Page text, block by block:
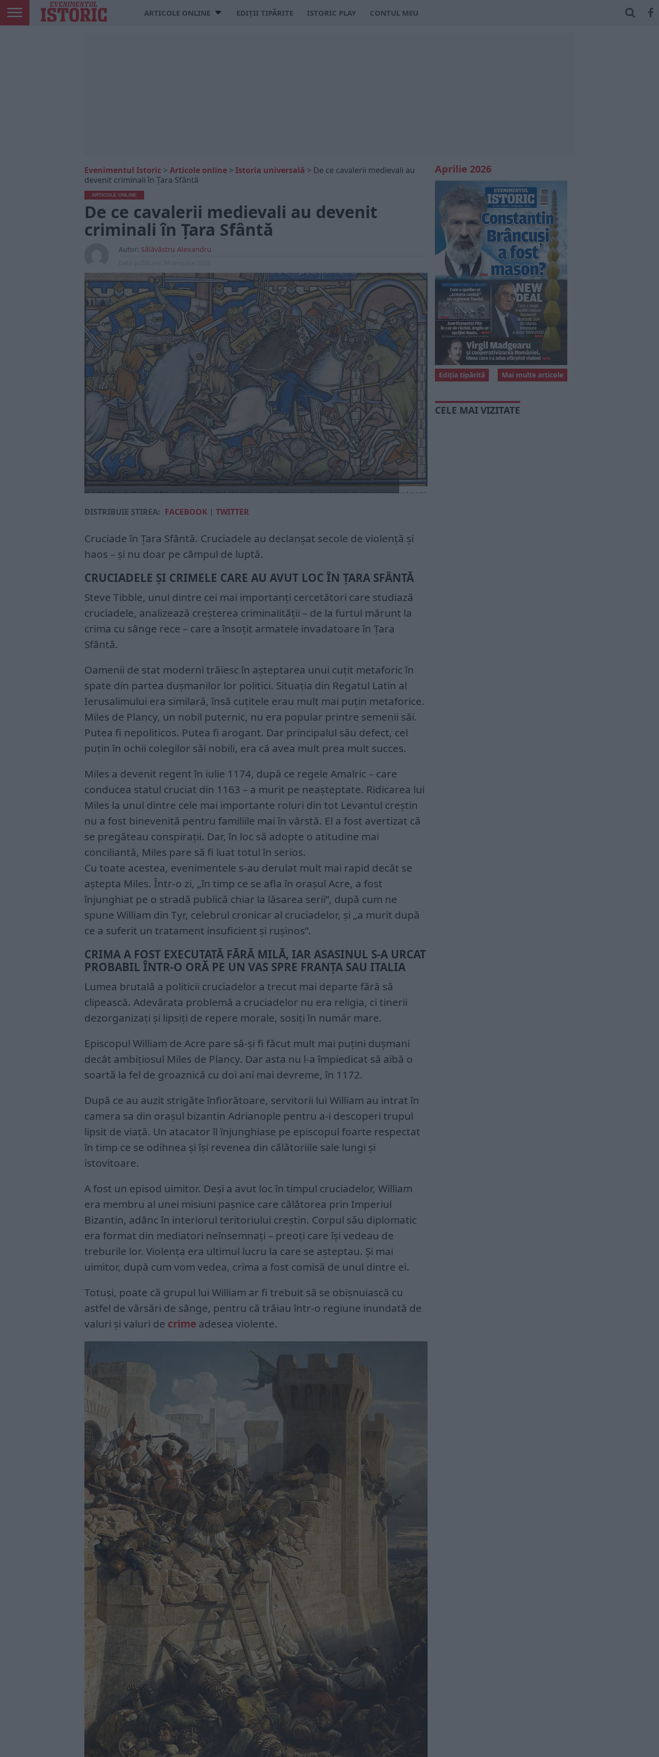
ARTICOLE ONLINE EDIȚII TIPĂRITE ISTORIC PLAY CONTUL MEU
Evenimentul Istoric > Articole online > Istoria universală > De ce cavalerii medievali au
devenit criminali în Țara Sfântă
ARTICOLE ONLINE
De ce cavalerii medievali au devenit
criminali în Țara Sfântă
Autor: Sălăvăstru Alexandru
DISTRIBUIE ȘTIREA: FACEBOOK | TWITTER
Cruciade în Țara Sfântă. Cruciadele au declanșat secole de violență și
haos – și nu doar pe câmpul de luptă.
CRUCIADELE ȘI CRIMELE CARE AU AVUT LOC ÎN ȚARA SFÂNTĂ
Steve Tibble, unul dintre cei mai importanți cercetători care studiază
cruciadele, analizează creșterea criminalității – de la furtul mărunt la
crima cu sânge rece – care a însoțit armatele invadatoare în Țara
Sfântă.
Oamenii de stat moderni trăiesc în așteptarea unui cuțit metaforic în
spate din partea dușmanilor lor politici. Situația din Regatul Latin al
Ierusalimului era similară, însă cuțitele erau mult mai puțin metaforice.
Miles de Plancy, un nobil puternic, nu era popular printre semenii săi.
Putea fi nepoliticos. Putea fi arogant. Dar principalul său defect, cel
puțin în ochii colegilor săi nobili, era că avea mult prea mult succes.
Miles a devenit regent în iulie 1174, după ce regele Amalric – care
conducea statul cruciat din 1163 – a murit pe neașteptate. Ridicarea lui
Miles la unul dintre cele mai importante roluri din tot Levantul creștin
nu a fost binevenită pentru familiile mai în vârstă. El a fost avertizat că
se pregăteau conspirații. Dar, în loc să adopte o atitudine mai
conciliantă, Miles pare să fi luat totul în serios.
Cu toate acestea, evenimentele s-au derulat mult mai rapid decât se
aștepta Miles. Într-o zi, „în timp ce se afla în orașul Acre, a fost
înjunghiat pe o stradă publică chiar la lăsarea serii”, după cum ne
spune William din Tyr, celebrul cronicar al cruciadelor, și „a murit după
ce a suferit un tratament insuficient și rușinos”.
CRIMA A FOST EXECUTATĂ FĂRĂ MILĂ, IAR ASASINUL S-A URCAT
PROBABIL ÎNTR-O ORĂ PE UN VAS SPRE FRANȚA SAU ITALIA
Lumea brutală a politicii cruciadelor a trecut mai departe fără să
clipească. Adevărata problemă a cruciadelor nu era religia, ci tinerii
dezorganizați și lipsiți de repere morale, sosiți în număr mare.
Episcopul William de Acre pare să-și fi făcut mult mai puțini dușmani
decât ambițiosul Miles de Plancy. Dar asta nu l-a împiedicat să aibă o
soartă la fel de groaznică cu doi ani mai devreme, în 1172.
După ce au auzit strigăte înfiorătoare, servitorii lui William au intrat în
camera sa din orașul bizantin Adrianople pentru a-i descoperi trupul
lipsit de viață. Un atacator îl înjunghiase pe episcopul foarte respectat
în timp ce se odihnea și își revenea din călătoriile sale lungi și
istovitoare.
A fost un episod uimitor. Deși a avut loc în timpul cruciadelor, William
era membru al unei misiuni pașnice care călătorea prin Imperiul
Bizantin, adânc în interiorul teritoriului creștin. Corpul său diplomatic
era format din mediatori neînsemnați – preoți care își vedeau de
treburile lor. Violența era ultimul lucru la care se așteptau. Și mai
uimitor, după cum vom vedea, crima a fost comisă de unul dintre ei.
Totuși, poate că grupul lui William ar fi trebuit să se obișnuiască cu
astfel de vărsări de sânge, pentru că trăiau într-o regiune inundată de
valuri și valuri de crime adesea violente.
Aprilie 2026
Mai multe articole
Ediția tipărită
CELE MAI VIZITATE